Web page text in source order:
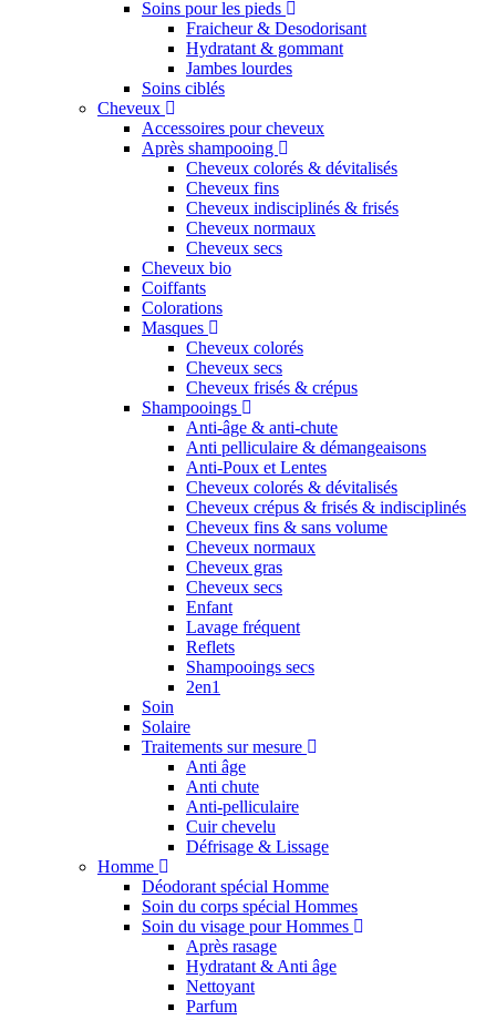
Soins pour les pieds
Fraicheur & Desodorisant
Hydratant & gommant
Jambes lourdes
Soins ciblés
Cheveux
Accessoires pour cheveux
Après shampooing
Cheveux colorés & dévitalisés
Cheveux fins
Cheveux indisciplinés & frisés
Cheveux normaux
Cheveux secs
Cheveux bio
Coiffants
Colorations
Masques
Cheveux colorés
Cheveux secs
Cheveux frisés & crépus
Shampooings
Anti-âge & anti-chute
Anti pelliculaire & démangeaisons
Anti-Poux et Lentes
Cheveux colorés & dévitalisés
Cheveux crépus & frisés & indisciplinés
Cheveux fins & sans volume
Cheveux normaux
Cheveux gras
Cheveux secs
Enfant
Lavage fréquent
Reflets
Shampooings secs
2en1
Soin
Solaire
Traitements sur mesure
Anti âge
Anti chute
Anti-pelliculaire
Cuir chevelu
Défrisage & Lissage
Homme
Déodorant spécial Homme
Soin du corps spécial Hommes
Soin du visage pour Hommes
Après rasage
Hydratant & Anti âge
Nettoyant
Parfum